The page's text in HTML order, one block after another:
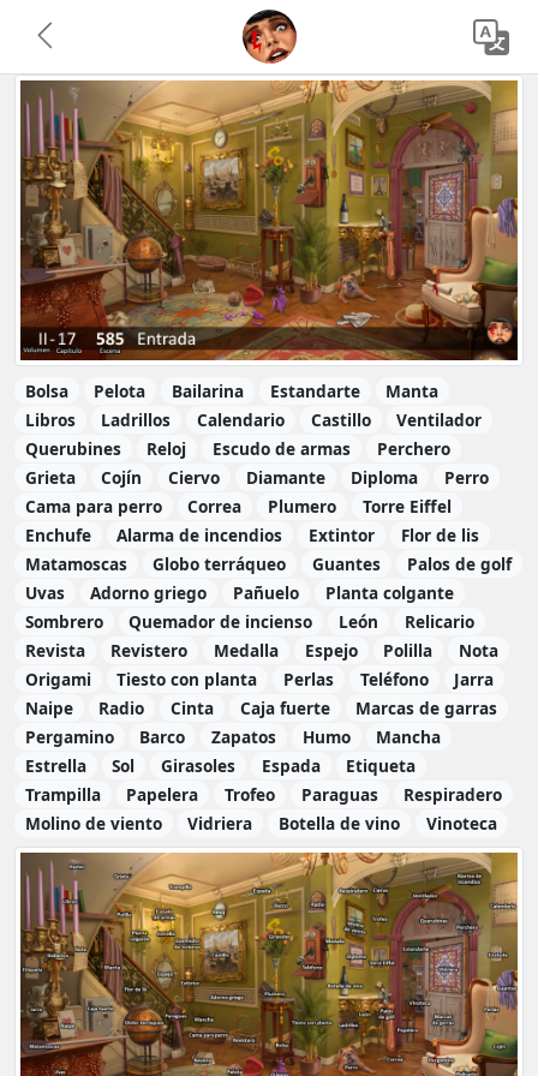
Bolsa Pelota Bailarina Estandarte
Manta
Libros
Ladrillos Calendario Castillo
Ventilador
Querubines
Reloj Escudo de armas
Perchero
Grieta
Cojín Ciervo Diamante Diploma
Perro
Cama para perro
Correa Plumero
Torre Eiffel
Enchufe
Alarma de incendios Extintor
Flor de lis
Matamoscas
Globo terráqueo Guantes
Palos de golf
Uvas
Adorno griego Pañuelo
Planta colgante
Sombrero
Quemador de incienso León
Relicario
Revista
Revistero Medalla Espejo Polilla
Nota
Origami
Tiesto con planta Perlas Teléfono
Jarra
Naipe
Radio Cinta Caja fuerte
Marcas de garras
Pergamino
Barco Zapatos Humo
Mancha
Estrella
Sol Girasoles Espada
Etiqueta
Trampilla
Papelera Trofeo Paraguas
Respiradero
Molino de viento
Vidriera Botella de vino Vinoteca